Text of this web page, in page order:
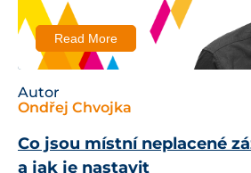
Read More
Autor
Ondřej Chvojka
Co jsou místní neplacené
a jak je nastavit